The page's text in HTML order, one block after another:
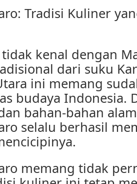
Tradisi Kuliner
kenal dengan
dari suku
ini memang
budaya Indonesia.
bahan-bahan
selalu berhasil
memang tidak